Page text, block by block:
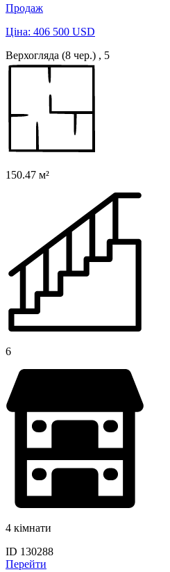
Продаж
Ціна: 406 500 USD
Верхогляда (8 чер.) , 5
150.47 м²
6
4 кімнати
ID 130288
Перейти